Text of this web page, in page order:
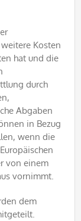
Kosten
hat und die
durch
Abgaben
in Bezug
wenn die
von einem
vornimmt.
dem